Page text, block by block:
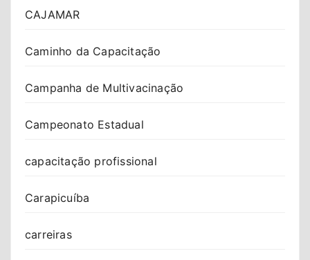
CAJAMAR
Caminho da Capacitação
Campanha de Multivacinação
Campeonato Estadual
capacitação profissional
Carapicuíba
carreiras